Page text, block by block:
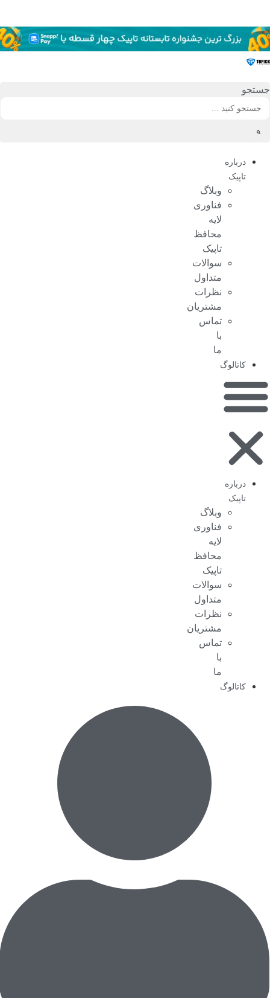
محتوا
جستجو
درباره
تاپیک
وبلاگ
فناوری
لایه
محافظ
تاپیک
سوالات
متداول
نظرات
مشتریان
تماس
با
ما
کاتالوگ
درباره
تاپیک
وبلاگ
فناوری
لایه
محافظ
تاپیک
سوالات
متداول
نظرات
مشتریان
تماس
با
ما
کاتالوگ